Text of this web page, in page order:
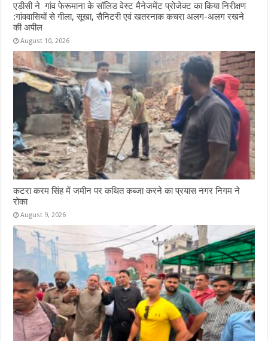
एडीसी ने गांव फेरूमाना के सॉलिड वेस्ट मैनेजमेंट प्रोजेक्ट का किया निरीक्षण
:गांववासियों से गीला, सूखा, सैनिटरी एवं खतरनाक कचरा अलग-अलग रखने
की अपील
August 10, 2026
कटरा करम सिंह में जमीन पर कथित कब्जा करने का प्रयास नगर निगम ने
रोका
August 9, 2026